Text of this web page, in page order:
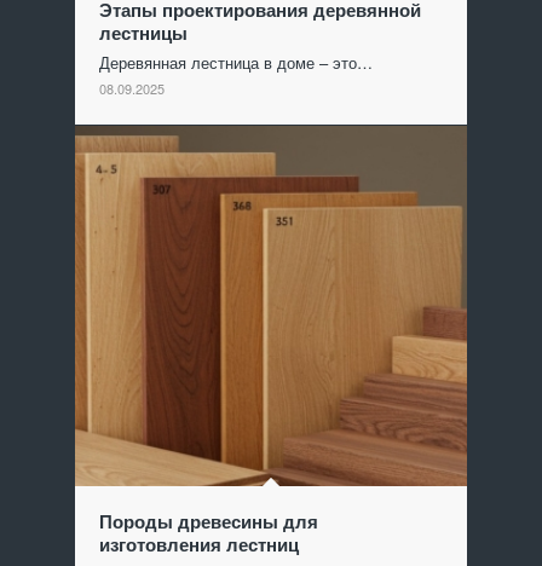
Этапы проектирования деревянной
лестницы
Деревянная лестница в доме – это…
08.09.2025
Породы древесины для
изготовления лестниц